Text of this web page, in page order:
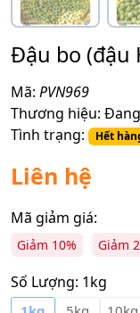
Đậu bo (đậu
Mã: PVN969
Thương hiệu:
Tình trạng:
Hết
Liên hệ
Mã giảm giá:
Giảm 10% Giảm
Số Lượng: 1kg